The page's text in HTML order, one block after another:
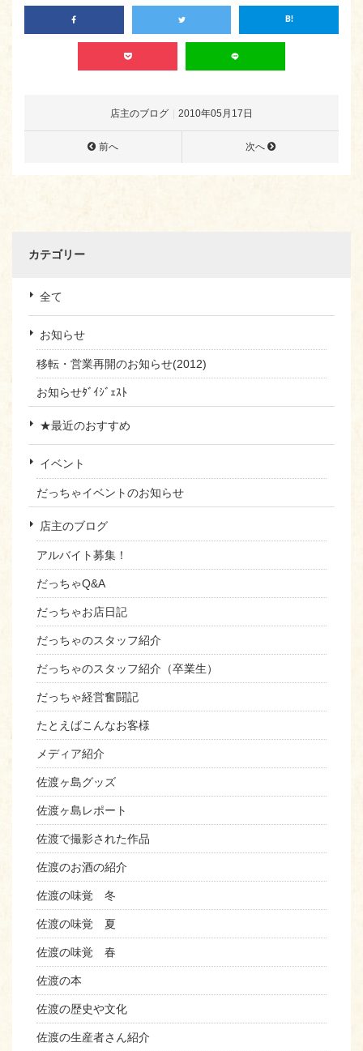
店主のブログ 2010年05月17日
前へ 次へ
カテゴリー
全て
お知らせ
移転・営業再開のお知らせ(2012)
お知らせﾀﾞｲｼﾞｪｽﾄ
★最近のおすすめ
イベント
だっちゃイベントのお知らせ
店主のブログ
アルバイト募集！
だっちゃQ&A
だっちゃお店日記
だっちゃのスタッフ紹介
だっちゃのスタッフ紹介（卒業生）
だっちゃ経営奮闘記
たとえばこんなお客様
メディア紹介
佐渡ヶ島グッズ
佐渡ヶ島レポート
佐渡で撮影された作品
佐渡のお酒の紹介
佐渡の味覚 冬
佐渡の味覚 夏
佐渡の味覚 春
佐渡の本
佐渡の歴史や文化
佐渡の生産者さん紹介